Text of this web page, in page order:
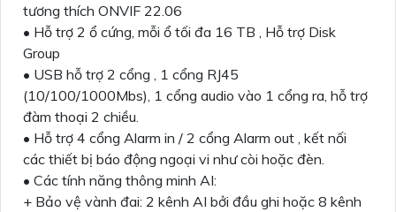
tương thích ONVIF 22.06
• Hỗ trợ 2 ổ cứng, mỗi ổ tối đa 16 TB , Hỗ trợ Disk
Group
• USB hỗ trợ 2 cổng , 1 cổng RJ45
(10/100/1000Mbs), 1 cổng audio vào 1 cổng ra, hỗ trợ
đàm thoại 2 chiều.
• Hỗ trợ 4 cổng Alarm in / 2 cổng Alarm out , kết nối
các thiết bị báo động ngoại vi như còi hoặc đèn.
• Các tính năng thông minh AI:
+ Bảo vệ vành đai: 2 kênh AI bởi đầu ghi hoặc 8 kênh